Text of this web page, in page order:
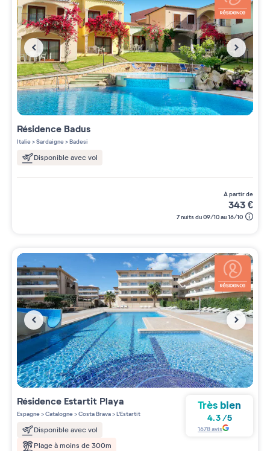
Résidence Badus
Italie>Sardaigne>Badesi
Disponible avec vol
à partir de
343€
7 nuits du 09/10 au 16/10
Résidence Estartit Playa
Espagne>Catalogne>Costa Brava>L'Estartit
Disponible avec vol
Plage à moins de 300m
Très bien
4.3 /5
1678avis